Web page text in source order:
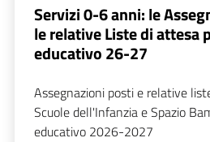
Servizi 0-6 anni: le
le relative Liste di attesa
educativo 26-27
Assegnazioni posti e relative
Scuole dell'Infanzia e Spazio
educativo 2026-2027